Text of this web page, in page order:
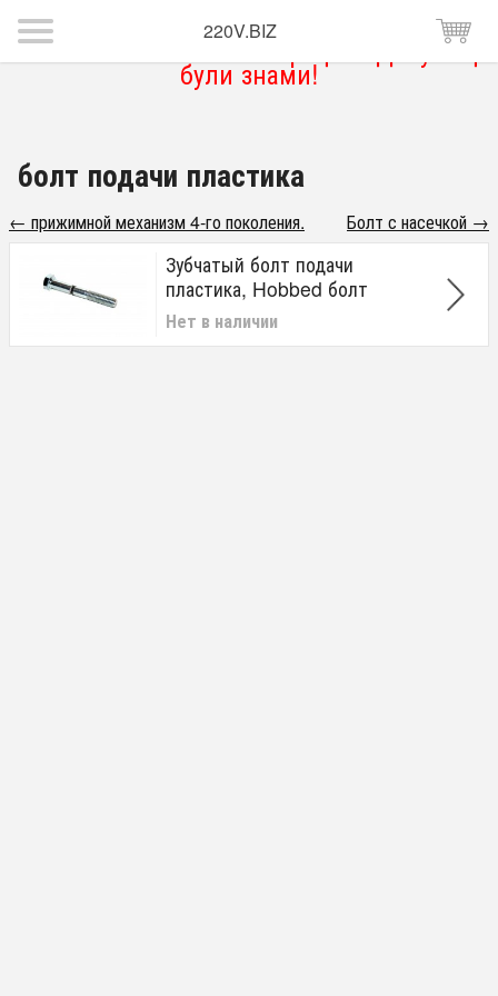
Магазин тимчасово не працює. Дякую що
були знами!
220V.BIZ
болт подачи пластика
Болт с насечкой →
← прижимной механизм 4-го поколения.
Зубчатый болт подачи
пластика, Hobbed болт
Нет в наличии